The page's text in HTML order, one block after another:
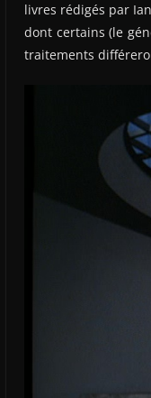
livres rédigés par
dont certains (le
traitements